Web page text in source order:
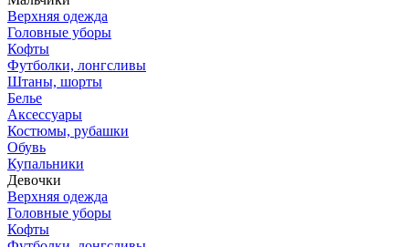
Верхняя одежда
Головные уборы
Кофты
Футболки, лонгсливы
Штаны, шорты
Белье
Аксессуары
Костюмы, рубашки
Обувь
Купальники
Девочки
Верхняя одежда
Головные уборы
Кофты